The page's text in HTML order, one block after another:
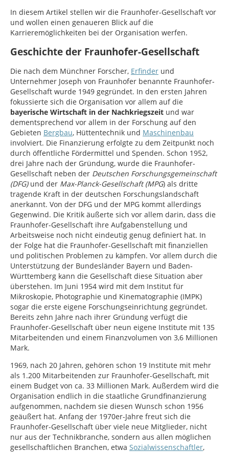
In diesem Artikel stellen wir die Fraunhofer-Gesellschaft vor
und wollen einen genaueren Blick auf die
Karrieremöglichkeiten bei der Organisation werfen.
Geschichte der Fraunhofer-Gesellschaft
Die nach dem Münchner Forscher, Erfinder und
Unternehmer Joseph von Fraunhofer benannte Fraunhofer-
Gesellschaft wurde 1949 gegründet. In den ersten Jahren
fokussierte sich die Organisation vor allem auf die
bayerische Wirtschaft in der Nachkriegszeit und war
dementsprechend vor allem in der Forschung auf den
Gebieten Bergbau, Hüttentechnik und Maschinenbau
involviert. Die Finanzierung erfolgte zu dem Zeitpunkt noch
durch öffentliche Fördermittel und Spenden. Schon 1952,
drei Jahre nach der Gründung, wurde die Fraunhofer-
Gesellschaft neben der Deutschen Forschungsgemeinschaft
(DFG)und der Max-Planck-Gesellschaft (MPG) als dritte
tragende Kraft in der deutschen Forschungslandschaft
anerkannt. Von der DFG und der MPG kommt allerdings
Gegenwind. Die Kritik äußerte sich vor allem darin, dass die
Fraunhofer-Gesellschaft ihre Aufgabenstellung und
Arbeitsweise noch nicht eindeutig genug definiert hat. In
der Folge hat die Fraunhofer-Gesellschaft mit finanziellen
und politischen Problemen zu kämpfen. Vor allem durch die
Unterstützung der Bundesländer Bayern und Baden-
Württemberg kann die Gesellschaft diese Situation aber
überstehen. Im Juni 1954 wird mit dem Institut für
Mikroskopie, Photographie und Kinematographie (IMPK)
sogar die erste eigene Forschungseinrichtung gegründet.
Bereits zehn Jahre nach ihrer Gründung verfügt die
Fraunhofer-Gesellschaft über neun eigene Institute mit 135
Mitarbeitenden und einem Finanzvolumen von 3,6 Millionen
Mark.
1969, nach 20 Jahren, gehören schon 19 Institute mit mehr
als 1.200 Mitarbeitenden zur Fraunhofer-Gesellschaft, mit
einem Budget von ca. 33 Millionen Mark. Außerdem wird die
Organisation endlich in die staatliche Grundfinanzierung
aufgenommen, nachdem sie diesen Wunsch schon 1956
geäußert hat. Anfang der 1970er-Jahre freut sich die
Fraunhofer-Gesellschaft über viele neue Mitglieder, nicht
nur aus der Technikbranche, sondern aus allen möglichen
gesellschaftlichen Branchen, etwa Sozialwissenschaftler,